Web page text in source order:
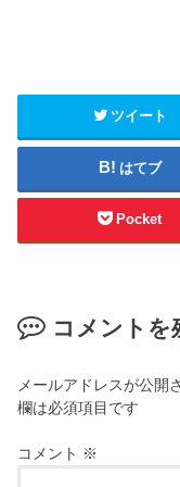
ツイート
はてブ
Pocket
コメントを
メールアドレスが公開
欄は必須項目です
コメント ※